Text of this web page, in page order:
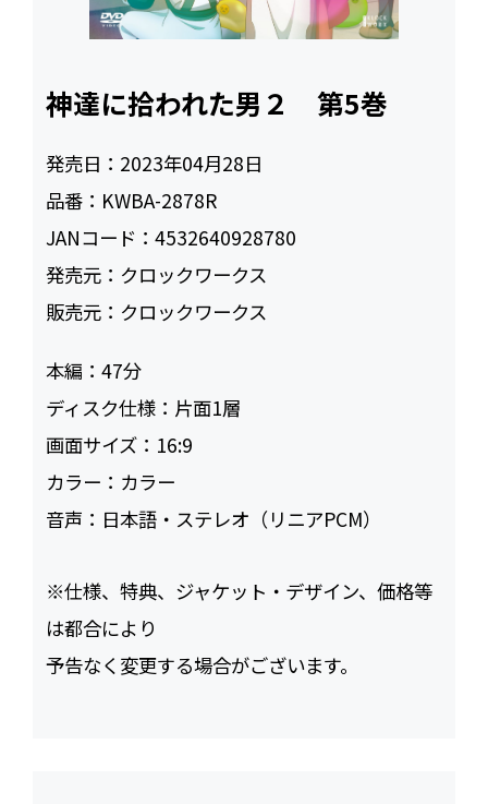
神達に拾われた男２ 第5巻
発売日： 2023年04月28日
品番： KWBA-2878R
JANコード：4532640928780
発売元： クロックワークス
販売元： クロックワークス
本編：47
ディスク仕様： 片面1層
画面サイズ： 16:9
カラー： カラー
音声： 日本語・ステレオ（リニアPCM）
※仕様、特典、ジャケット・デザイン、価格等
は都合により
予告なく変更する場合がございます。